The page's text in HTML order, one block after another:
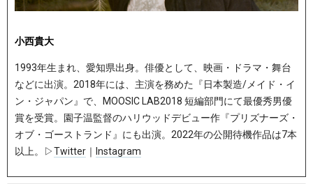
小西貴大
1993年生まれ、愛知県出身。俳優として、映画・ドラマ・舞台
などに出演。2018年には、主演を務めた『日本製造/メイド・イ
ン・ジャパン』で、MOOSIC LAB2018 短編部門にて最優秀男優
賞を受賞。園子温監督のハリウッドデビュー作『プリズナーズ・
オブ・ゴーストランド』にも出演。2022年の公開待機作品は7本
以上。▷Twitter ｜ Instagram